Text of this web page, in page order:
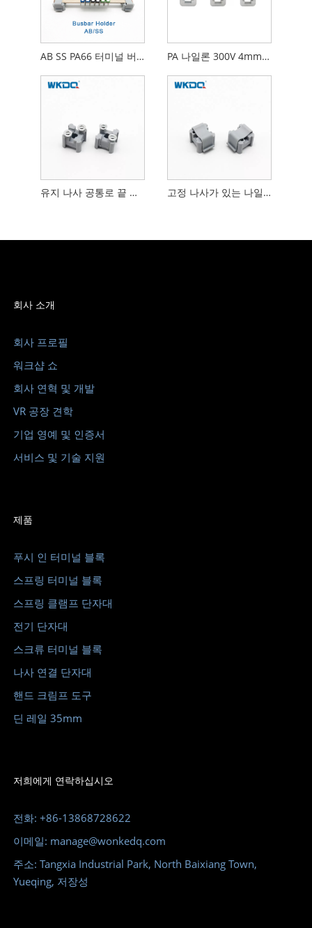
AB SS PA66 터미널 버스 바 홀더 내염성 PA 나일론 300V 4mm2 AKG 공통로 끝 구획 나사 연결
유지 나사 공통로 끝 구획 화염 저항하는 회색 색깔 고정 나사가 있는 나일론 PA66 지지 브라켓 공통로 홀더
회사 소개
회사 프로필
워크샵 쇼
회사 연혁 및 개발
VR 공장 견학
기업 영예 및 인증서
서비스 및 기술 지원
제품
푸시 인 터미널 블록
스프링 터미널 블록
스프링 클램프 단자대
전기 단자대
스크류 터미널 블록
나사 연결 단자대
핸드 크림프 도구
딘 레일 35mm
저희에게 연락하십시오
전화: +86-13868728622
이메일: manage@wonkedq.com
주소: Tangxia Industrial Park, North Baixiang Town,
Yueqing, 저장성